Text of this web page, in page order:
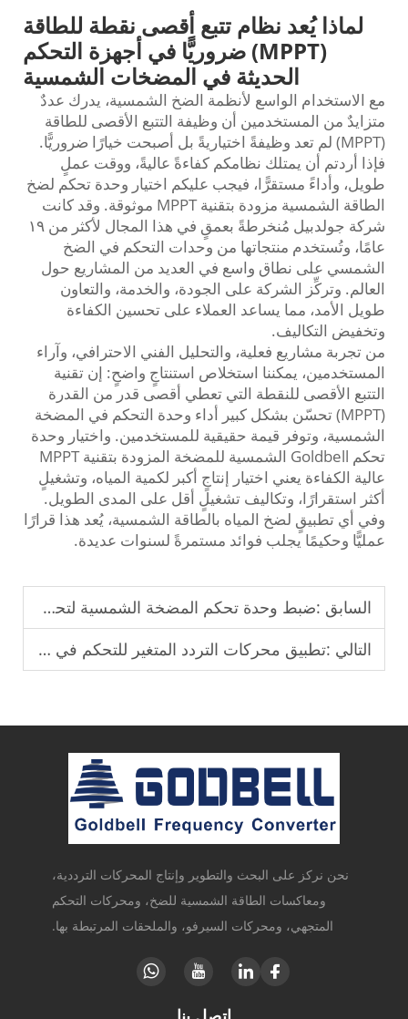
لماذا يُعد نظام تتبع أقصى نقطة للطاقة
(MPPT) ضروريًّا في أجهزة التحكم
الحديثة في المضخات الشمسية
مع الاستخدام الواسع لأنظمة الضخ الشمسية، يدرك عددٌ
متزايدٌ من المستخدمين أن وظيفة التتبع الأقصى للطاقة
(MPPT) لم تعد وظيفةً اختياريةً بل أصبحت خيارًا ضروريًّا.
فإذا أردتم أن يمتلك نظامكم كفاءةً عاليةً، ووقت عملٍ
طويل، وأداءً مستقرًّا، فيجب عليكم اختيار وحدة تحكم لضخ
الطاقة الشمسية مزودة بتقنية MPPT موثوقة. وقد كانت
شركة جولدبيل مُنخرطةً بعمقٍ في هذا المجال لأكثر من ١٩
عامًا، وتُستخدم منتجاتها من وحدات التحكم في الضخ
الشمسي على نطاق واسع في العديد من المشاريع حول
العالم. وتركِّز الشركة على الجودة، والخدمة، والتعاون
طويل الأمد، مما يساعد العملاء على تحسين الكفاءة
وتخفيض التكاليف.
من تجربة مشاريع فعلية، والتحليل الفني الاحترافي، وآراء
المستخدمين، يمكننا استخلاص استنتاجٍ واضحٍ: إن تقنية
التتبع الأقصى للنقطة التي تعطي أقصى قدر من القدرة
(MPPT) تحسّن بشكل كبير أداء وحدة التحكم في المضخة
الشمسية، وتوفر قيمة حقيقية للمستخدمين. واختيار وحدة
تحكم Goldbell الشمسية للمضخة المزودة بتقنية MPPT
عالية الكفاءة يعني اختيار إنتاجٍ أكبر لكمية المياه، وتشغيلٍ
أكثر استقرارًا، وتكاليف تشغيلٍ أقل على المدى الطويل.
وفي أي تطبيقٍ لضخ المياه بالطاقة الشمسية، يُعد هذا قرارًا
عمليًّا وحكيمًا يجلب فوائد مستمرةً لسنوات عديدة.
السابق :ضبط وحدة تحكم المضخة الشمسية لتحقيق أقصى إنتاج ممكن من المياه.
التالي :تطبيق محركات التردد المتغير للتحكم في درجة الحرارة في منطقة الشرق الأوسط.
نحن نركز على البحث والتطوير وإنتاج المحركات الترددية،
ومعاكسات الطاقة الشمسية للضخ، ومحركات التحكم
المتجهي، ومحركات السيرفو، والملحقات المرتبطة بها.